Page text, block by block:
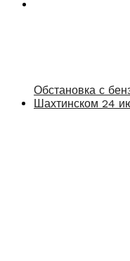
Обстановка с
Шахтинском 24